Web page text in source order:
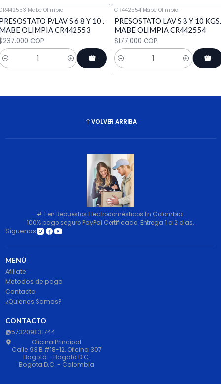
|Mabe Olimpia
P/LAV S 6 8 Y 10 .
OLIMPIA CR442553
COP
CR442554|Mabe Olimpia
PRESOSTATO LAV S 8 Y 10 KGS.
MABE OLIMPIA CR442554
$177.000 COP
Cantidad
VOLVER ARRIBA
# 1 en Repuestos Electrodomésticos En Colombia.
100% pago seguro PayPal Certificado. Entrega 1 a 2 dias.
Síguenos
MENÚ
Afiliate
Metodos de pago
Contacto
¿Quienes Somos?
CONTACTO
573209831744
Oficina Principal
Calle 93 B #18-12, Oficina 307
Bogotá - Bogotá D.C.
Bogota D.C. - Colombia